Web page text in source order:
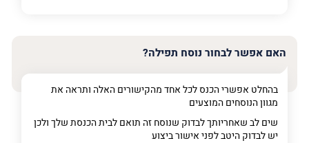
האם אפשר לבחור נוסח תפילה?
בהחלט אפשרי הכנס לכל אחד מהקישורים האלה ותראה את
מגוון הנוסחים המוצעים
שים לב שאחריותך לבדוק שנוסח זה תואם לבית הכנסת שלך ולכן
יש לבדוק היטב לפני אישור ביצוע